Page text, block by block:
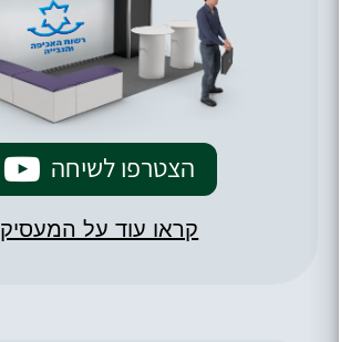
הצטרפו לשיחה
קראו עוד על המעסיק